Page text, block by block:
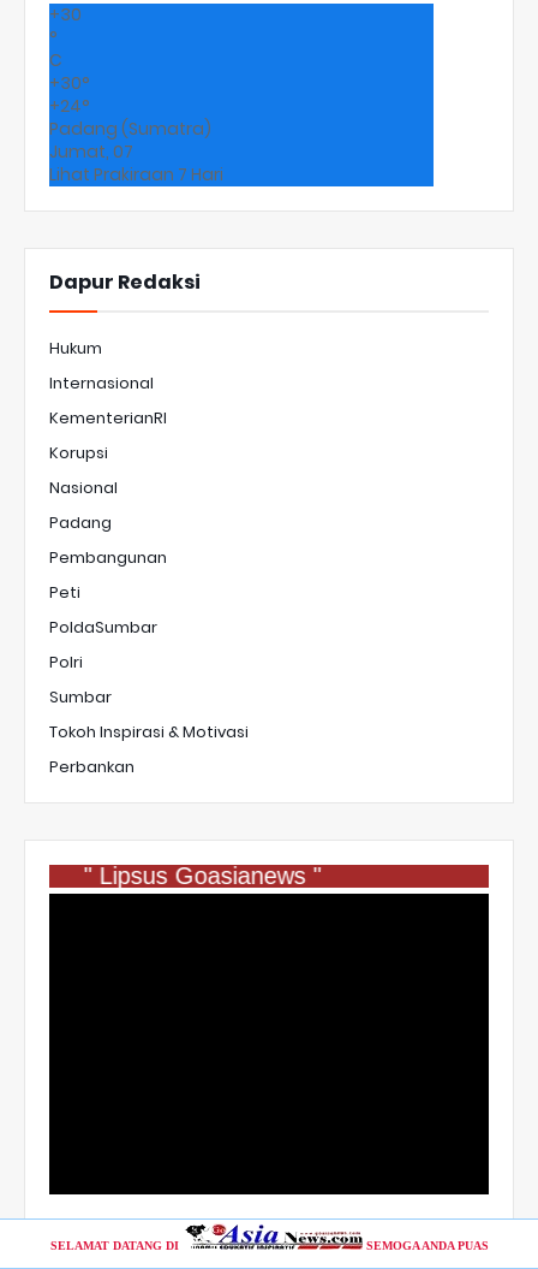
+30
°
C
+30°
+24°
Padang (Sumatra)
Jumat, 07
Lihat Prakiraan 7 Hari
Dapur Redaksi
Hukum
Internasional
KementerianRI
Korupsi
Nasional
Padang
Pembangunan
Peti
PoldaSumbar
Polri
Sumbar
Tokoh Inspirasi & Motivasi
Perbankan
" Lipsus Goasianews "
SELAMAT DATANG DI SEMOGA ANDA PUAS